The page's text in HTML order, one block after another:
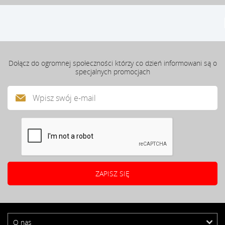
Dołącz do ogromnej społeczności którzy co dzień informowani są o
specjalnych promocjach
O nas